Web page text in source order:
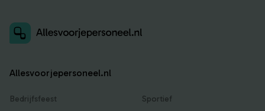
Allesvoorjepersoneel.nl
Bedrijfsfeest
Sportief